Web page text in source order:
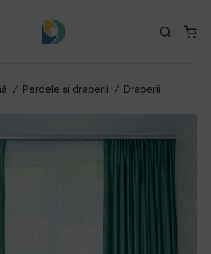
Search
/ Perdele și draperii / Draperii